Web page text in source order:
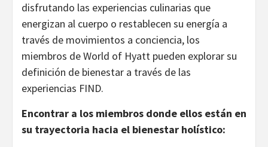
disfrutando las experiencias culinarias que
energizan al cuerpo o restablecen su energía a
través de movimientos a conciencia, los
miembros de World of Hyatt pueden explorar su
definición de bienestar a través de las
experiencias FIND.
Encontrar a los miembros donde ellos están en
su trayectoria hacia el bienestar holístico: